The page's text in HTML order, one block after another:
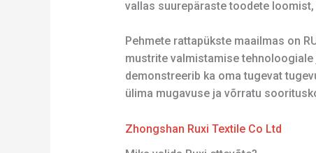
vallas suurepäraste toodete
Pehmete rattapükste maailmas on
mustrite valmistamise tehnoloogiale
demonstreerib ka oma tugevat
ülima mugavuse ja võrratu
Zhongshan Ruxi Textile Co Ltd